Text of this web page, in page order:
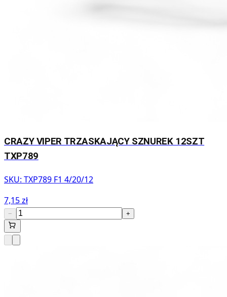
CRAZY VIPER TRZASKAJĄCY SZNUREK 12SZT
TXP789
SKU: TXP789 F1 4/20/12
7,15 zł
− +